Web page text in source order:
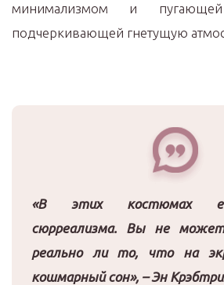
минимализмом и пугающей
подчеркивающей гнетущую
«В этих костюмах
сюрреализма. Вы не
реально ли то, что на
кошмарный сон», – Эн